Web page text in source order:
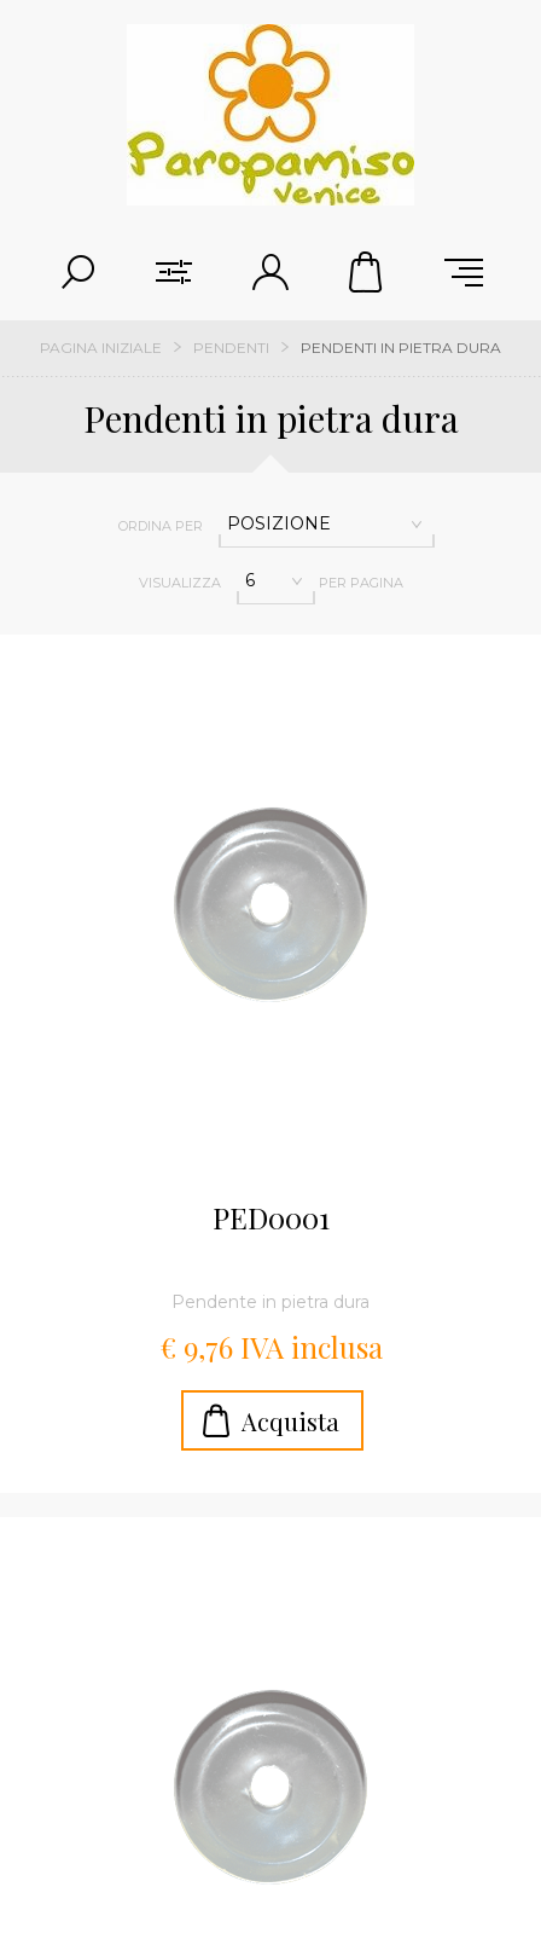
PAGINA INIZIALE PENDENTI PENDENTI IN PIETRA DURA
Pendenti in pietra dura
ORDINA PER POSIZIONE
VISUALIZZA 6 PER PAGINA
PED0001
Pendente in pietra dura
€ 9,76 IVA inclusa